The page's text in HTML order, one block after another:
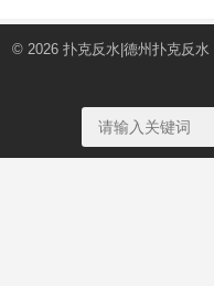
© 2026 扑克反水|德州扑克反水